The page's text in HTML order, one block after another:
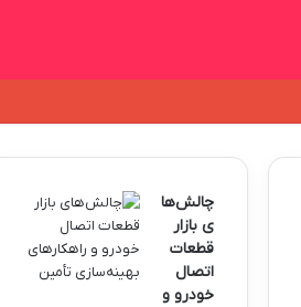
چالش‌ها
ی بازار
قطعات
اتصال
خودرو و